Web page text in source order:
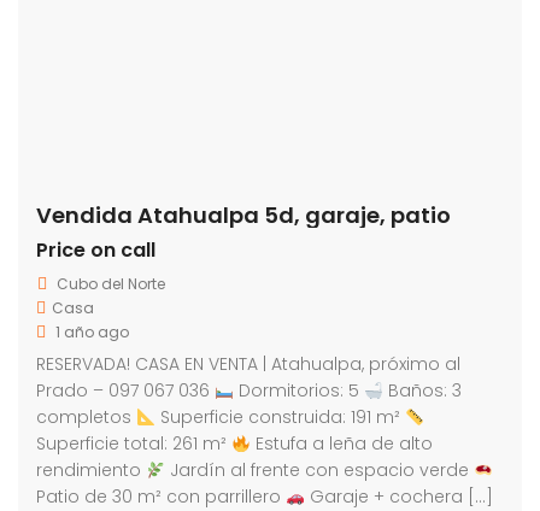
Vendida Atahualpa 5d, garaje, patio
Price on call
Cubo del Norte
Casa
1 año ago
RESERVADA! CASA EN VENTA | Atahualpa, próximo al
Prado – 097 067 036
Dormitorios: 5
Baños: 3
completos
Superficie construida: 191 m²
Superficie total: 261 m²
Estufa a leña de alto
rendimiento
Jardín al frente con espacio verde
Patio de 30 m² con parrillero
Garaje + cochera […]